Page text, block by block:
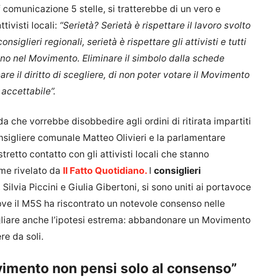
5 stelle, si tratterebbe di un vero e
locali: “Serietà? Serietà è rispettare il lavoro svolto
regionali, serietà è rispettare gli attivisti e tutti
nel Movimento. Eliminare il simbolo dalla schede
il diritto di scegliere, di non poter votare il Movimento
che vorrebbe disobbedire agli ordini di ritirata impartiti
comunale Matteo Olivieri e la parlamentare
contatto con gli attivisti locali che stanno
rivelato da Il Fatto Quotidiano. I consiglieri
Silvia Piccini e Giulia Gibertoni, si sono uniti ai portavoce
il M5S ha riscontrato un notevole consenso nelle
anche l’ipotesi estrema: abbandonare un Movimento
da soli.
non pensi solo al consenso”